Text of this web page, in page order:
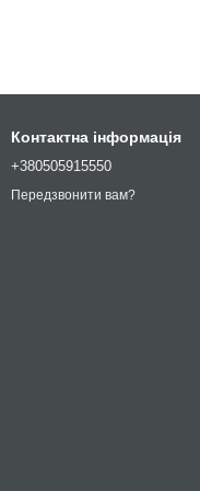
Контактна інформація
+380505915550
Передзвонити вам?